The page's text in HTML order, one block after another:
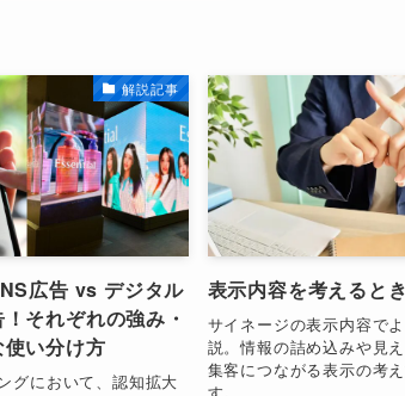
解説記事
広告 vs デジタル
それぞれの強み・
い分け方
グにおいて、認知拡大
表示内容を考えると
サイネージの表示内容で
説。情報の詰め込みや見え
集客につながる表示の考